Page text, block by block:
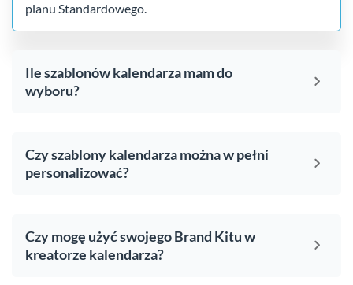
planu Standardowego.
Ile szablonów kalendarza mam do
wyboru?
Czy szablony kalendarza można w pełni
personalizować?
Czy mogę użyć swojego Brand Kitu w
kreatorze kalendarza?